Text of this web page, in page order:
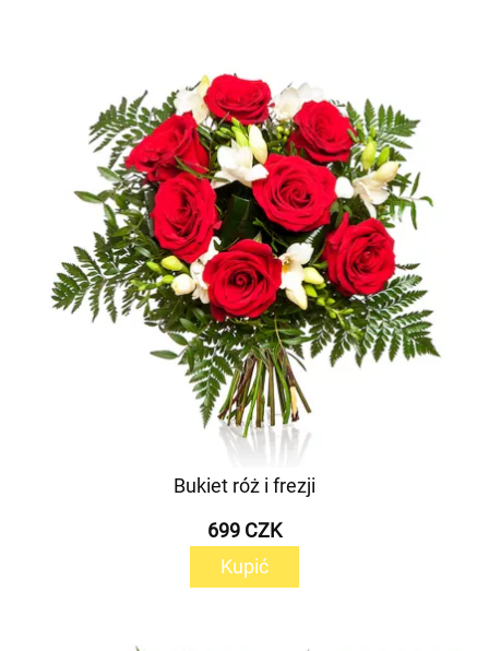
Bukiet róż i frezji
699 CZK
Kupić